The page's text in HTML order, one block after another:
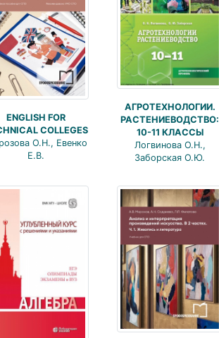
ENGLISH FOR
COLLEGES
О.Н., Евенко
Е.В.
АГРОТЕХНОЛОГИИ.
РАСТЕНИЕВОДСТВО:
10-11 КЛАССЫ
Логвинова О.Н.,
Заборская О.Ю.